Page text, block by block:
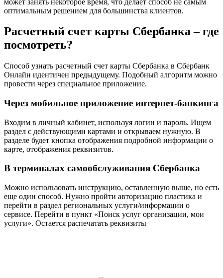
оптимальным решением для большинства клиентов.
Расчетный счет карты Сбербанка – где
посмотреть?
Способ узнать расчетный счет карты Сбербанка в Сбербанк
Онлайн идентичен предыдущему. Подобный алгоритм можно
провести через специальное приложение.
Через мобильное приложение интернет-банкинга
Входим в личный кабинет, используя логин и пароль. Ищем
раздел с действующими картами и открываем нужную. В
разделе будет кнопка отображения подробной информации о
карте, отображения реквизитов.
В терминалах самообслуживания Сбербанка
Можно использовать инструкцию, оставленную выше, но есть
еще один способ. Нужно пройти авторизацию пластика и
перейти в раздел региональных услуги/информации о
сервисе. Перейти в пункт «Поиск услуг организации, мои
услуги». Остается распечатать реквизиты